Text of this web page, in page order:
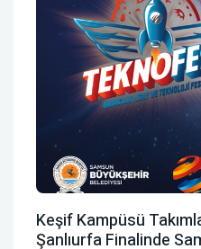
Keşif Kampüsü
Şanlıurfa Finalinde